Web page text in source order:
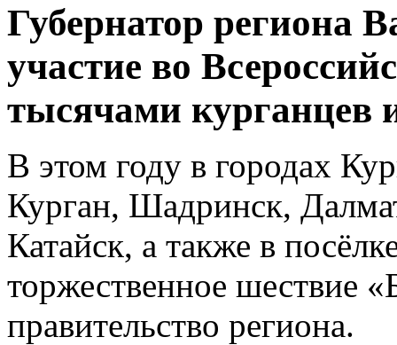
Губернатор региона
участие во
тысячами курганцев
В этом году в городах
Курган, Шадринск,
Катайск, а также в
торжественное шествие
правительство региона.